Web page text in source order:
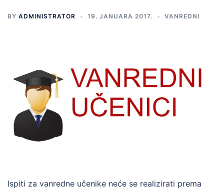
BY ADMINISTRATOR 19. JANUARA 2017. VANREDNI
Ispiti za vanredne učenike neće se realizirati prema